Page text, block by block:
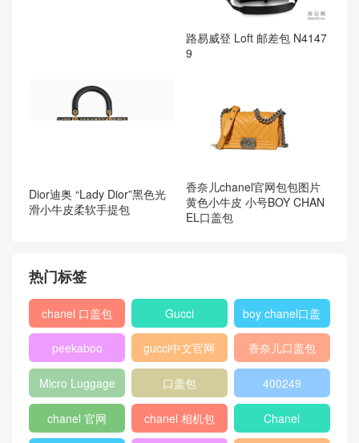
路易威登 Loft 邮差包 N4147
9
Dior迪奥 “Lady Dior”黑色光
滑小牛皮柔软手提包
香奈儿chanel官网包包图片
黄色小牛皮 小号BOY CHAN
EL口盖包
热门标签
chanel 口盖包 Gucci
boy chanel口盖
包
peekaboo gucci中文官网
香奈儿口盖包
2018
Micro Luggage 口盖包 400249
chanel 官网 chanel 相机包 Chanel